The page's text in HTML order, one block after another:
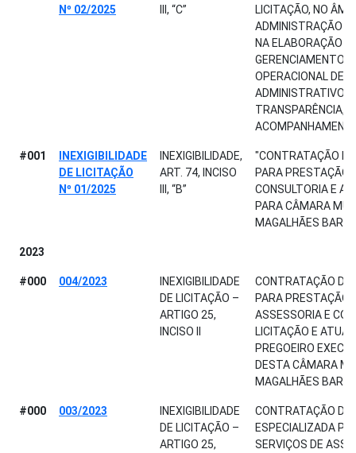
Nº 02/2025
III, “C”
LICITAÇÃO, NO
ADMINISTRAÇÃO
NA ELABORAÇÃO
GERENCIAMENTO
OPERACIONAL DE
ADMINISTRATIVOS
TRANSPARÊNCIA,
#001
INEXIGIBILIDADE
DE LICITAÇÃO
Nº 01/2025
INEXIGIBILIDADE,
ART. 74, INCISO
III, “B”
"CONTRATAÇÃO
PARA PRESTAÇÃO
CONSULTORIA E
PARA CÂMARA
MAGALHÃES
2023
#000 004/2023
INEXIGIBILIDADE
DE LICITAÇÃO –
ARTIGO 25,
INCISO II
CONTRATAÇÃO DE
PARA PRESTAÇÃO
ASSESSORIA E
LICITAÇÃO E
PREGOEIRO
DESTA CÂMARA
MAGALHÃES
#000 003/2023
INEXIGIBILIDADE
DE LICITAÇÃO –
ARTIGO 25,
CONTRATAÇÃO DE
ESPECIALIZADA
SERVIÇOS DE